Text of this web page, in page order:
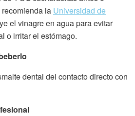
la Universidad de
el vinagre en agua para evitar
o irritar el estómago.
dental del contacto directo con